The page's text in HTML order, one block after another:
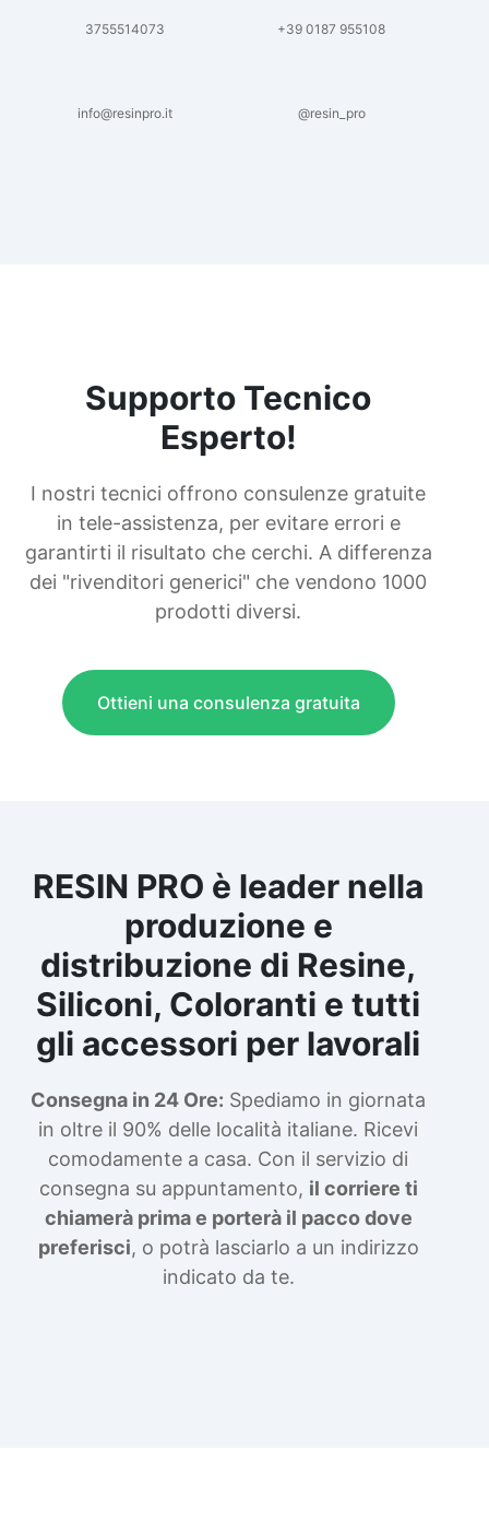
3755514073 +39 0187 955108
info@resinpro.it @resin_pro
Supporto Tecnico
Esperto!
I nostri tecnici offrono consulenze gratuite
in tele-assistenza, per evitare errori e
garantirti il risultato che cerchi. A differenza
dei "rivenditori generici" che vendono 1000
prodotti diversi.
Ottieni una consulenza gratuita
RESIN PRO è leader nella
produzione e
distribuzione di Resine,
Siliconi, Coloranti e tutti
gli accessori per lavorali
Consegna in 24 Ore: Spediamo in giornata
in oltre il 90% delle località italiane. Ricevi
comodamente a casa. Con il servizio di
consegna su appuntamento, il corriere ti
chiamerà prima e porterà il pacco dove
preferisci, o potrà lasciarlo a un indirizzo
indicato da te.